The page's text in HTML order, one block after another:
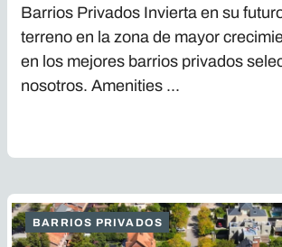
Barrios Privados Invierta en su
terreno en la zona de mayor
en los mejores barrios privados
nosotros. Amenities ...
BARRIOS PRIVADOS